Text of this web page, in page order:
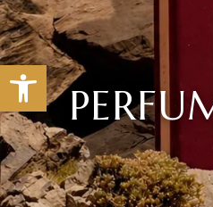
Abrir barra de herramientas